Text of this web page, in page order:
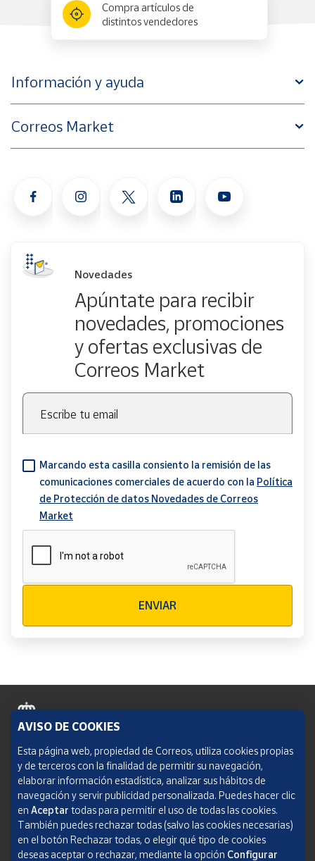
Compra artículos de
distintos vendedores
Información y ayuda
Correos Market
Novedades
Apúntate para recibir
novedades, promociones
y ofertas exclusivas de
Correos Market
Escribe tu email
Marcando esta casilla consiento la remisión de las
comunicaciones comerciales de acuerdo con la Política
de Protección de datos Novedades de Correos
Market
ENVIAR
Política de cookies
Aviso legal
Condiciones del servicio
Política de Privacidad Web
AVISO DE COOKIES
Esta página web, propiedad de Correos, utiliza cookies propias
y de terceros con la finalidad de permitir su navegación,
elaborar información estadística, analizar sus hábitos de
navegación y servir publicidad personalizada. Puedes hacer clic
en Aceptar todas para permitir el uso de todas las cookies.
También puedes rechazar todas (salvo las cookies necesarias)
en el botón Rechazar todas, o elegir qué tipo de cookies
deseas aceptar o rechazar, mediante la opción Configurar